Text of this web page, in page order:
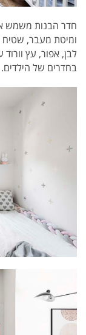
חדר הבנות משמש
ומיטת מעבר, שטיח
לבן, אפור, עץ
בחדרים של הילדים.